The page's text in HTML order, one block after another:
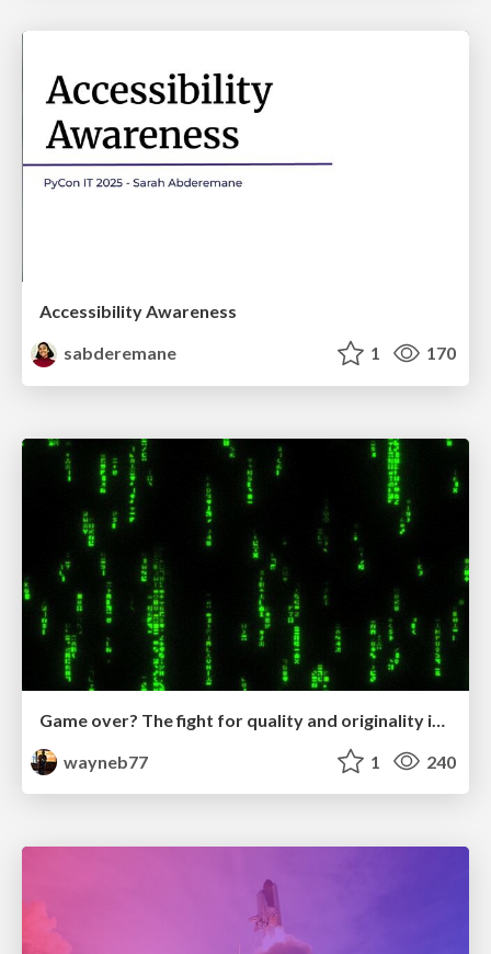
Accessibility Awareness
sabderemane
1 170
wayneb77
1 240